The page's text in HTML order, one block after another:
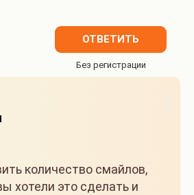
ОТВЕТИТЬ
количество смайлов,
хотели это сделать и